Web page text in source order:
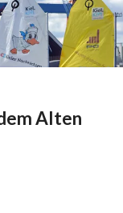
Alten